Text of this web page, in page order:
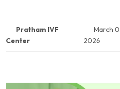
Pratham IVF
Center
March
2026